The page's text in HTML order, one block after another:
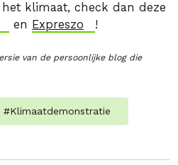
klimaat, check dan deze
en Expreszo !
van de persoonlijke blog die
#Klimaatdemonstratie